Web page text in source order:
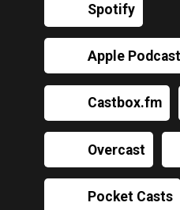
Spotify
Apple
Castbox.fm
Overcast
Pocket Casts